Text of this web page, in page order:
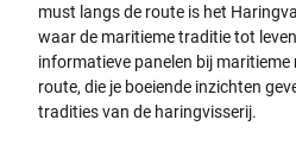
must langs de route is het
waar de maritieme traditie tot
informatieve panelen bij
route, die je boeiende inzichten
tradities van de haringvisserij.